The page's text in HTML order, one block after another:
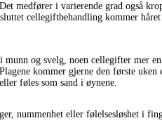
medfører i varierende grad også
cellegiftbehandling kommer
og svelg, noen cellegifter mer
kommer gjerne den første
føles som sand i øynene.
nummenhet eller følelsesløshet i